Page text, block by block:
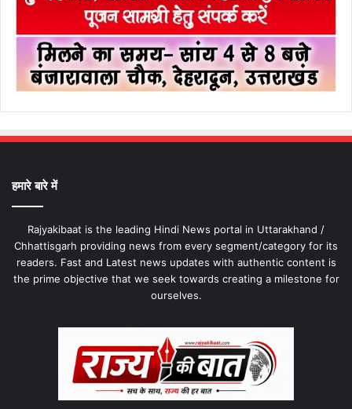
हमारे बारे में
Rajyakibaat is the leading Hindi News portal in Uttarakhand /
Chhattisgarh providing news from every segment/category for its
readers. Fast and Latest news updates with authentic content is
the prime objective that we seek towards creating a milestone for
ourselves.